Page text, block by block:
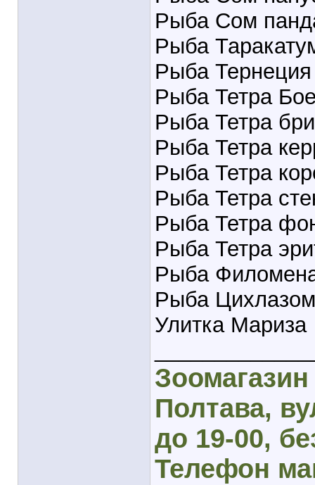
Рыба Сом
Рыба
Рыба
Рыба Тетра
Рыба Тетра
Рыба Тетра
Рыба Тетра
Рыба Тетра
Рыба Тетра
Рыба Тетра
Рыба
Рыба
Улитка Мариза
Полтава,
до 19-00,
Телефон